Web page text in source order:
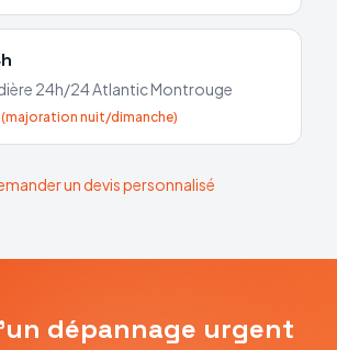
24h/24AtlanticMontrouge
(majoration nuit/dimanche)
un devis personnalisé
dépannage urgent